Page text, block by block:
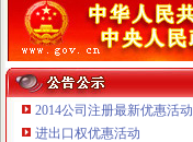
2014公司注册最新优惠活动
进出口权优惠活动